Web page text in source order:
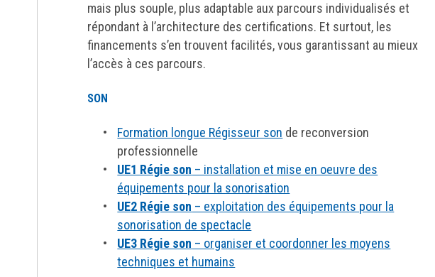
mais plus souple, plus adaptable aux parcours individualisés et
répondant à l’architecture des certifications. Et surtout, les
financements s’en trouvent facilités, vous garantissant au mieux
l’accès à ces parcours.
SON
Formation longue Régisseur son de reconversion
professionnelle
UE1 Régie son – installation et mise en oeuvre des
équipements pour la sonorisation
UE2 Régie son – exploitation des équipements pour la
sonorisation de spectacle
UE3 Régie son – organiser et coordonner les moyens
techniques et humains